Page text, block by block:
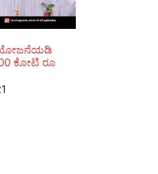
ಕೋಟಿ ರೂ